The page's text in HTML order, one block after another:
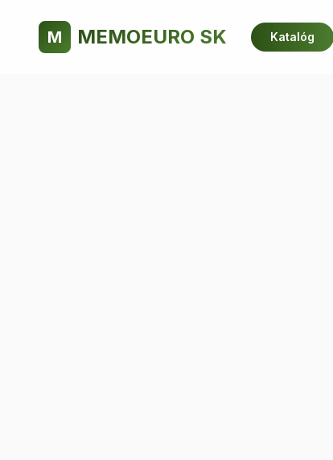
M MEMOEURO SK Katalóg